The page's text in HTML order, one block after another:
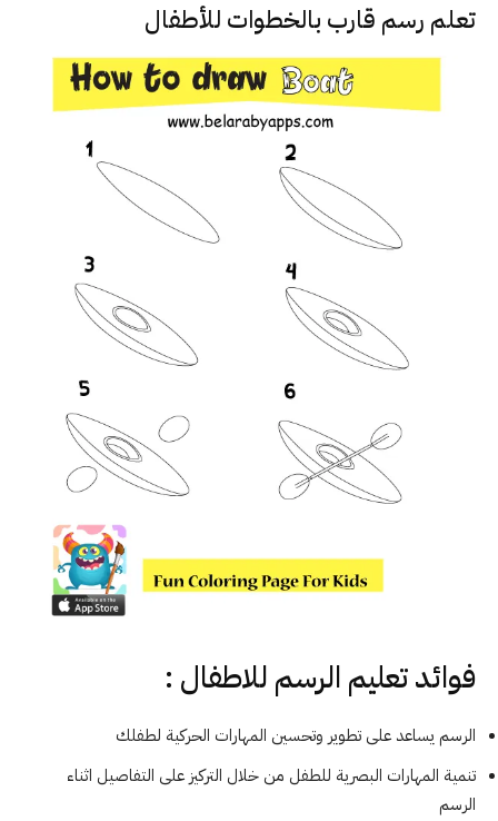
تعلم رسم قارب بالخطوات للأطفال
فوائد تعليم الرسم للاطفال :
الرسم يساعد على تطوير وتحسين المهارات الحركية لطفلك
تنمية المهارات البصرية للطفل من خلال التركيز على التفاصيل اثناء
الرسم